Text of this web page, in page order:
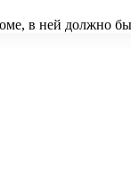
в ней должно